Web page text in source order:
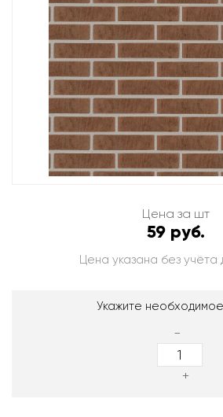
Цена за шт
59 руб.
Цена указана без учёта
Укажите
-
+